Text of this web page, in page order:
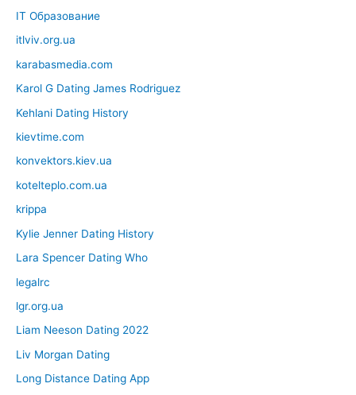
IT Образование
itlviv.org.ua
karabasmedia.com
Karol G Dating James Rodriguez
Kehlani Dating History
kievtime.com
konvektors.kiev.ua
kotelteplo.com.ua
krippa
Kylie Jenner Dating History
Lara Spencer Dating Who
legalrc
lgr.org.ua
Liam Neeson Dating 2022
Liv Morgan Dating
Long Distance Dating App